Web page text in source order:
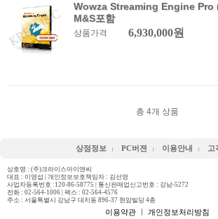
Wowza Streaming Engine Pro
M&S포함
상품가격 6,930,000원
총 4개 상품
상점정보 PC버젼 이용안내 고
상호명 : (주)크라이스아이앤씨
대표 : 이영섭 | 개인정보보호책임자 : 김선영
사업자등록번호 :120-86-58775 | 통신판매업신고번호 : 강남-5272
전화 : 02-564-1006 | 팩스 : 02-564-4576
주소 : 서울특별시 강남구 대치동 896-37 현암빌딩 4층
이용약관ㅣ 개인정보처리방침